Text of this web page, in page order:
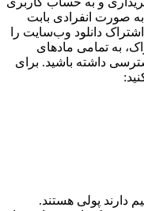
صورت انفرادی بابت
دانلود وب‌سایت را
به تمامی مادهای
داشته باشید. برای
دارند پولی هستند.